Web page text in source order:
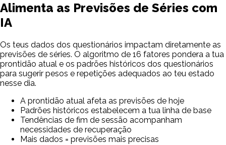
Alimenta as Previsões de Séries com
IA
Os teus dados dos questionários impactam diretamente as
previsões de séries. O algoritmo de 16 fatores pondera a tua
prontidão atual e os padrões históricos dos questionários
para sugerir pesos e repetições adequados ao teu estado
nesse dia.
A prontidão atual afeta as previsões de hoje
Padrões históricos estabelecem a tua linha de base
Tendências de fim de sessão acompanham
necessidades de recuperação
Mais dados = previsões mais precisas